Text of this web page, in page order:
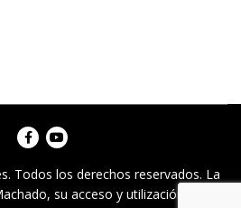
Todos los derechos reservados. La
su acceso y utilización de sus